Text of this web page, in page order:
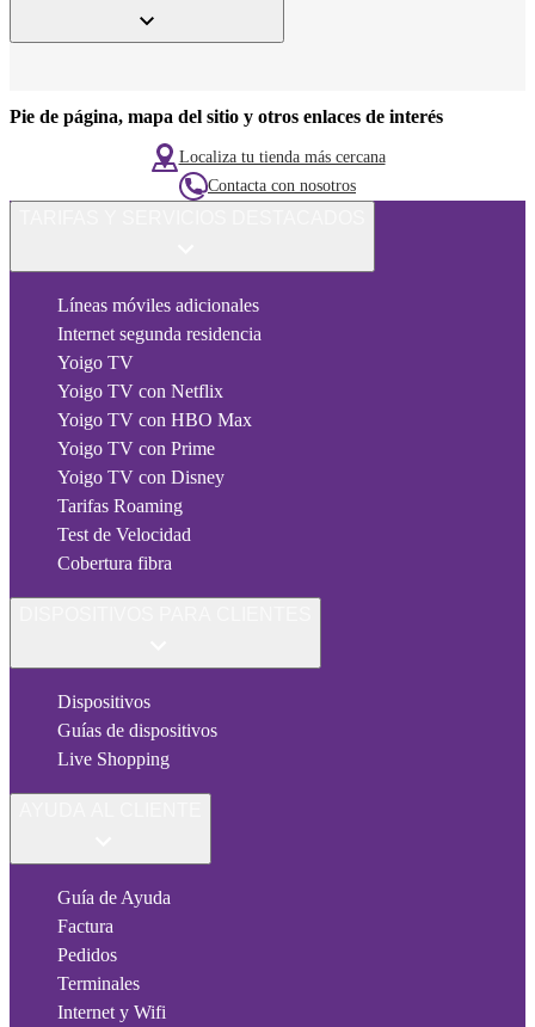
Pie de página, mapa del sitio y otros enlaces de interés
Localiza tu tienda más cercana
Contacta con nosotros
Líneas móviles adicionales
Internet segunda residencia
Yoigo TV
Yoigo TV con Netflix
Yoigo TV con HBO Max
Yoigo TV con Prime
Yoigo TV con Disney
Tarifas Roaming
Test de Velocidad
Cobertura fibra
Dispositivos
Guías de dispositivos
Live Shopping
Guía de Ayuda
Factura
Pedidos
Terminales
Internet y Wifi